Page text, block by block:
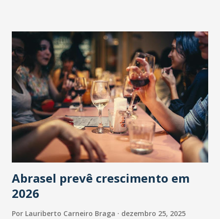
Abrasel prevê crescimento em
2026
Por Lauriberto Carneiro Braga dezembro 25, 2025